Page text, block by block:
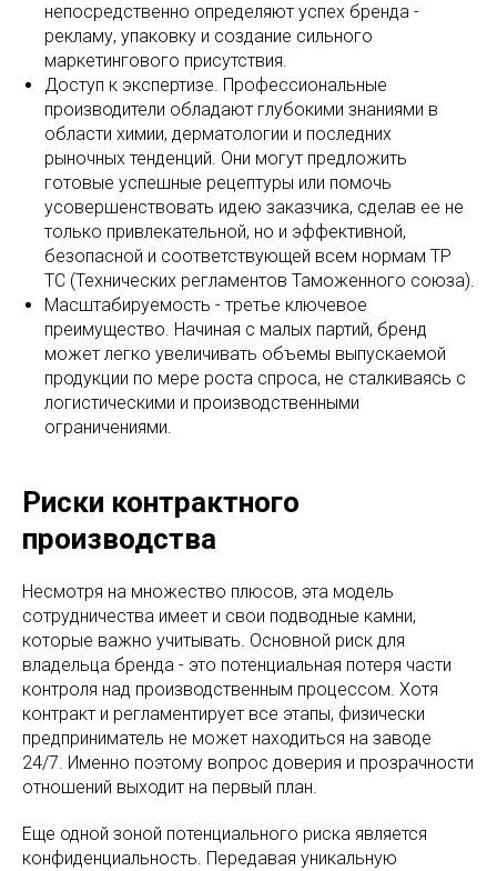
непосредственно определяют успех бренда -
рекламу, упаковку и создание сильного
маркетингового присутствия.
Доступ к экспертизе. Профессиональные
производители обладают глубокими знаниями в
области химии, дерматологии и последних
рыночных тенденций. Они могут предложить
готовые успешные рецептуры или помочь
усовершенствовать идею заказчика, сделав ее не
только привлекательной, но и эффективной,
безопасной и соответствующей всем нормам ТР
ТС (Технических регламентов Таможенного союза).
Масштабируемость - третье ключевое
преимущество. Начиная с малых партий, бренд
может легко увеличивать объемы выпускаемой
продукции по мере роста спроса, не сталкиваясь с
логистическими и производственными
ограничениями.
Риски контрактного
производства
Несмотря на множество плюсов, эта модель
сотрудничества имеет и свои подводные камни,
которые важно учитывать. Основной риск для
владельца бренда - это потенциальная потеря части
контроля над производственным процессом. Хотя
контракт и регламентирует все этапы, физически
предприниматель не может находиться на заводе
24/7. Именно поэтому вопрос доверия и прозрачности
отношений выходит на первый план.
Еще одной зоной потенциального риска является
конфиденциальность. Передавая уникальную